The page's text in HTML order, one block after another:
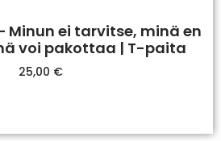
Minun ei tarvitse, minä en
voi pakottaa | T-paita
25,00 €